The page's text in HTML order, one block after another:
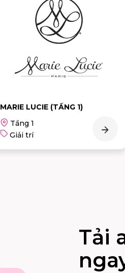
Nhà sách Phương Nam
Tầng 1
Giải trí
Tải